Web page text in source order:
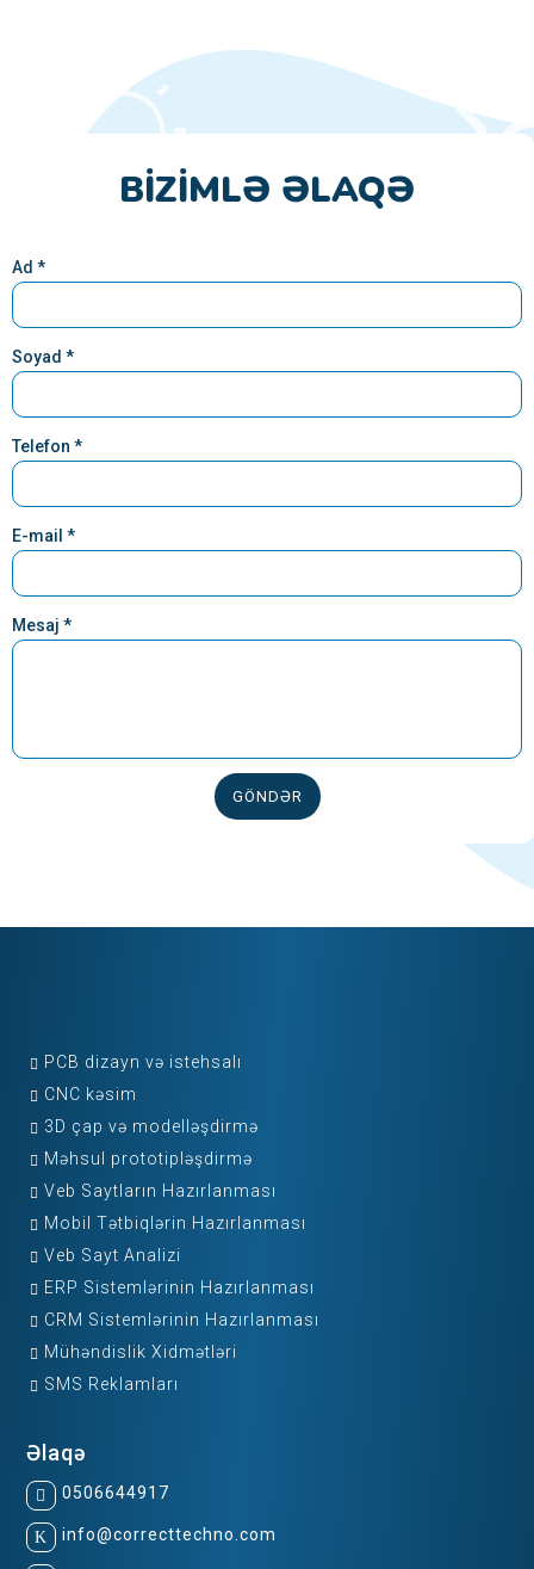
BIZIMLƏ ƏLAQƏ
Ad *
Soyad *
Telefon *
E-mail *
Mesaj *
GÖNDƏR
PCB dizayn və istehsalı
CNC kəsim
3D çap və modelləşdirmə
Məhsul prototipləşdirmə
Veb Saytların Hazırlanması
Mobil Tətbiqlərin Hazırlanması
Veb Sayt Analizi
ERP Sistemlərinin Hazırlanması
CRM Sistemlərinin Hazırlanması
Mühəndislik Xidmətləri
SMS Reklamları
Əlaqə
0506644917
info@correcttechno.com